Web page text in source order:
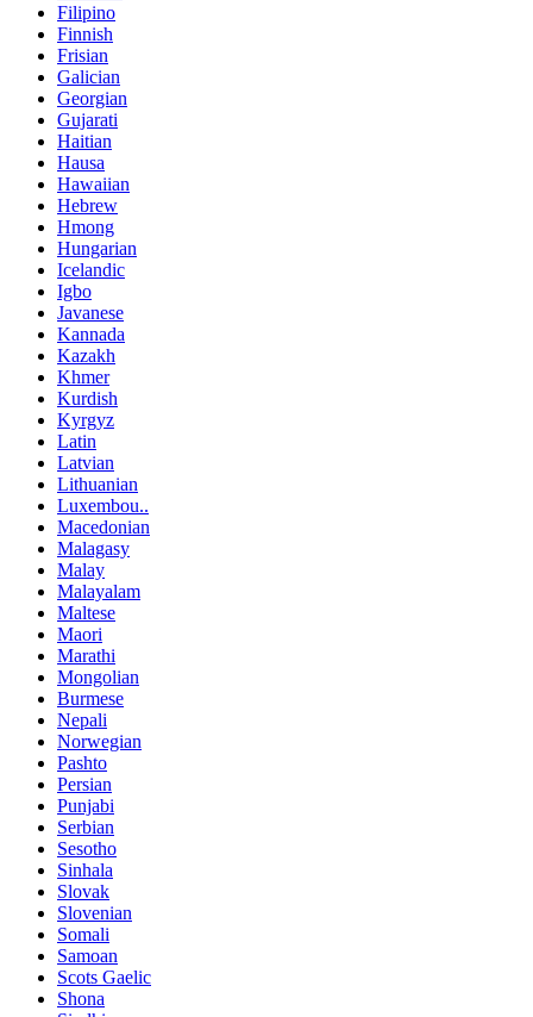
Filipino
Finnish
Frisian
Galician
Georgian
Gujarati
Haitian
Hausa
Hawaiian
Hebrew
Hmong
Hungarian
Icelandic
Igbo
Javanese
Kannada
Kazakh
Khmer
Kurdish
Kyrgyz
Latin
Latvian
Lithuanian
Luxembou..
Macedonian
Malagasy
Malay
Malayalam
Maltese
Maori
Marathi
Mongolian
Burmese
Nepali
Norwegian
Pashto
Persian
Punjabi
Serbian
Sesotho
Sinhala
Slovak
Slovenian
Somali
Samoan
Scots Gaelic
Shona